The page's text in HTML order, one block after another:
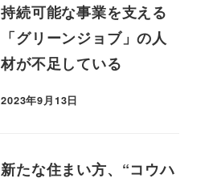
持続可能な事業を支える
「グリーンジョブ」の人
材が不足している
2023年9月13日
新たな住まい方、“コウハ